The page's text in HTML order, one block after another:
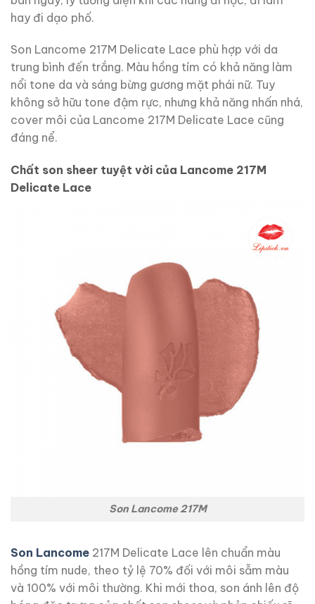
hay đi dạo phố.
Son Lancome 217M Delicate Lace phù hợp với da
trung bình đến trắng. Màu hồng tím có khả năng làm
nổi tone da và sáng bừng gương mặt phái nữ. Tuy
không sở hữu tone đậm rực, nhưng khả năng nhấn nhá,
cover môi của Lancome 217M Delicate Lace cũng
đáng nể.
Chất son sheer tuyệt vời của Lancome 217M
Delicate Lace
Son Lancome 217M
Son Lancome 217M Delicate Lace lên chuẩn màu
hồng tím nude, theo tỷ lệ 70% đối với môi sẫm màu
và 100% với môi thường. Khi mới thoa, son ánh lên độ